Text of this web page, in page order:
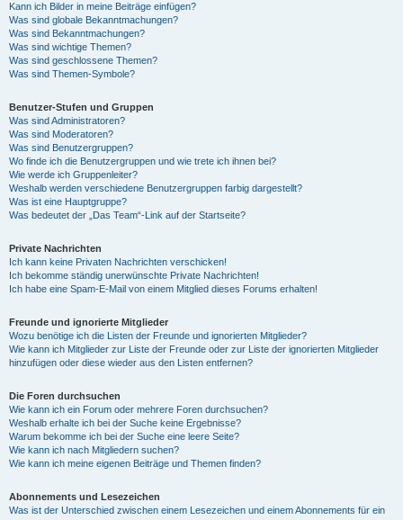
Kann ich Bilder in meine Beiträge einfügen?
Was sind globale Bekanntmachungen?
Was sind Bekanntmachungen?
Was sind wichtige Themen?
Was sind geschlossene Themen?
Was sind Themen-Symbole?
Benutzer-Stufen und Gruppen
Was sind Administratoren?
Was sind Moderatoren?
Was sind Benutzergruppen?
Wo finde ich die Benutzergruppen und wie trete ich ihnen bei?
Wie werde ich Gruppenleiter?
Weshalb werden verschiedene Benutzergruppen farbig dargestellt?
Was ist eine Hauptgruppe?
Was bedeutet der „Das Team“-Link auf der Startseite?
Private Nachrichten
Ich kann keine Privaten Nachrichten verschicken!
Ich bekomme ständig unerwünschte Private Nachrichten!
Ich habe eine Spam-E-Mail von einem Mitglied dieses Forums erhalten!
Freunde und ignorierte Mitglieder
Wozu benötige ich die Listen der Freunde und ignorierten Mitglieder?
Wie kann ich Mitglieder zur Liste der Freunde oder zur Liste der ignorierten Mitglieder
hinzufügen oder diese wieder aus den Listen entfernen?
Die Foren durchsuchen
Wie kann ich ein Forum oder mehrere Foren durchsuchen?
Weshalb erhalte ich bei der Suche keine Ergebnisse?
Warum bekomme ich bei der Suche eine leere Seite?
Wie kann ich nach Mitgliedern suchen?
Wie kann ich meine eigenen Beiträge und Themen finden?
Abonnements und Lesezeichen
Was ist der Unterschied zwischen einem Lesezeichen und einem Abonnements für ein